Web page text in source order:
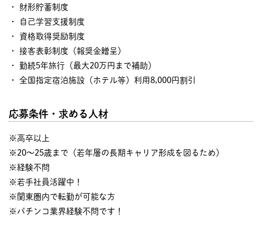
・ 財形貯蓄制度
・ 自己学習支援制度
・ 資格取得奨励制度
・ 接客表彰制度（報奨金贈呈）
・ 勤続5年旅行（最大20万円まで補助）
・ 全国指定宿泊施設（ホテル等）利用8,000円割引
応募条件・求める人材
※高卒以上
※20～25歳まで（若年層の長期キャリア形成を図るため）
※経験不問
※若手社員活躍中！
※関東圏内で転勤が可能な方
※パチンコ業界経験不問です！